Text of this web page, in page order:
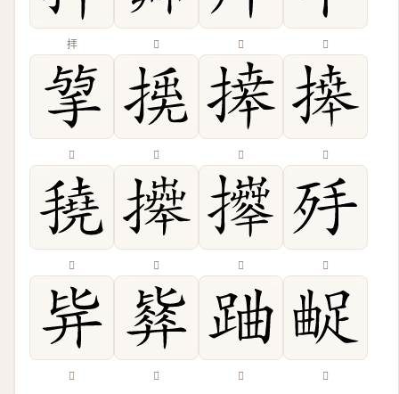
拝 𡴬 𢪙 𢫶
𢮠 𢰛 𢱭 𢳎
𢴽 𢷎 𢹄 𣧙
𣬊 𣬓 𨀪 𨀲